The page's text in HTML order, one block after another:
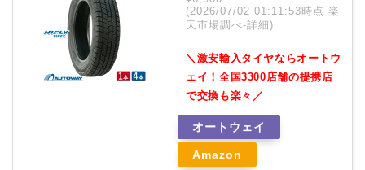
(2026/07/02 01:11:53時点 楽
天市場調べ-詳細)
＼激安輸入タイヤならオートウ
ェイ！全国3300店舗の提携店
で交換も楽々／
オートウェイ
Amazon